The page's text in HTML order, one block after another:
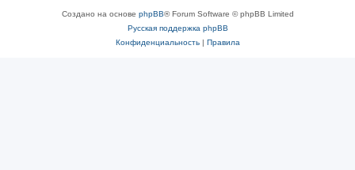
Создано на основе phpBB® Forum Software © phpBB Limited
Русская поддержка phpBB
Конфиденциальность| Правила